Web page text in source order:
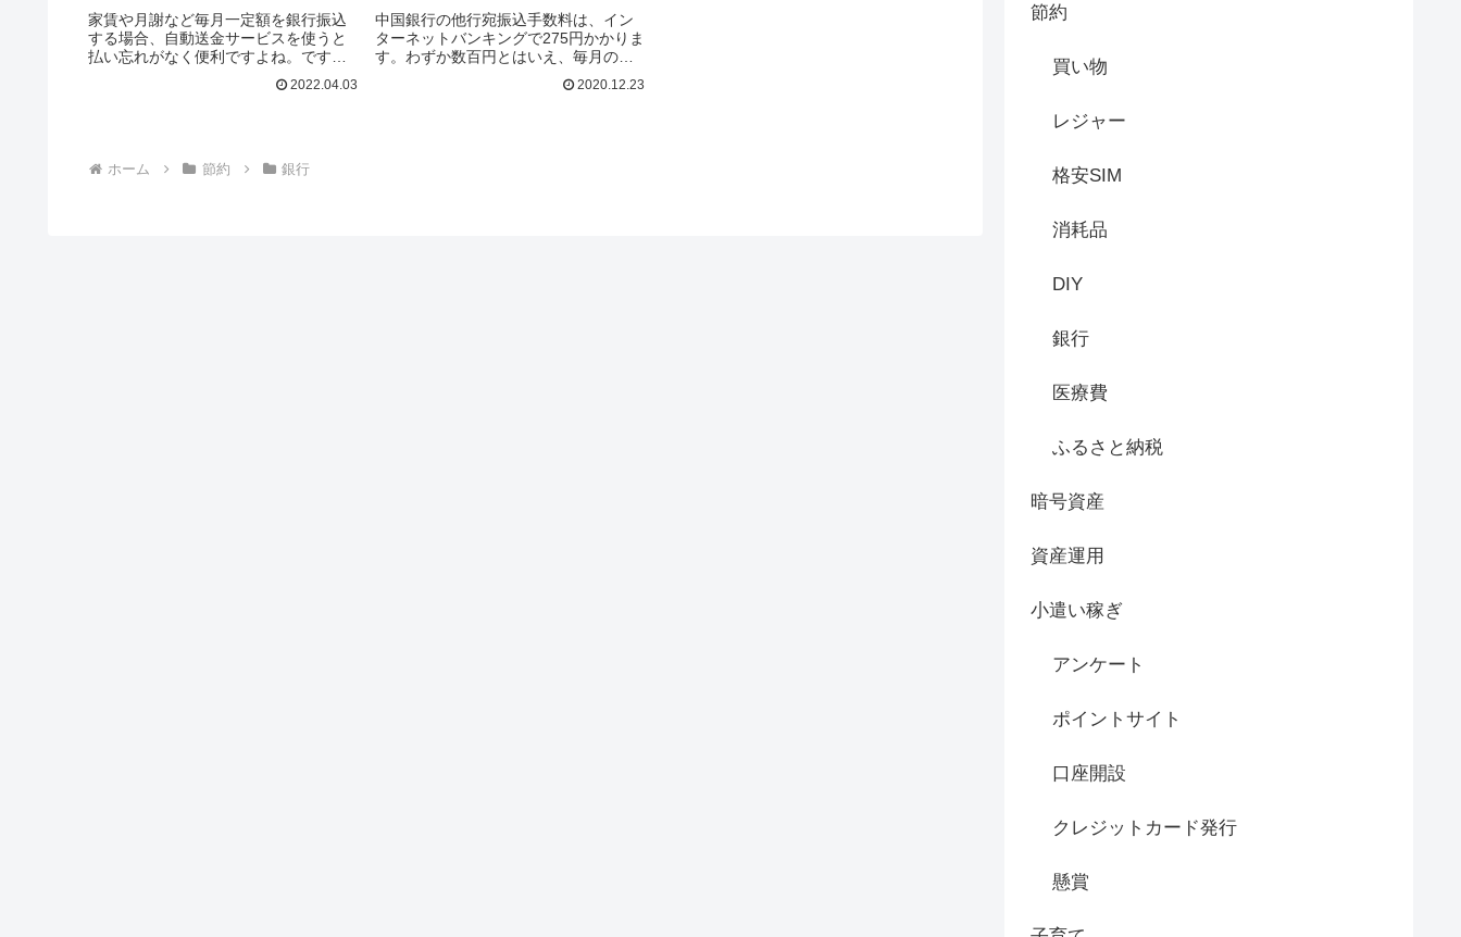
家賃や月謝など毎月一定額を銀行振込
する場合、自動送金サービスを使うと
払い忘れがなく便利ですよね。です
が、定額自動送金サービスはタダでは
ありません。例えば、振込金額が3万円
2022.04.03
中国銀行の他行宛振込手数料は、イン
ターネットバンキングで275円かかりま
す。わずか数百円とはいえ、毎月の振
込手数料だけで、年間3,300円もかかる
ことになりますね。ATMならもっと割
2020.12.23
ホーム 節約 銀行
節約
買い物
レジャー
格安SIM
消耗品
DIY
銀行
医療費
ふるさと納税
暗号資産
資産運用
小遣い稼ぎ
アンケート
ポイントサイト
口座開設
クレジットカード発行
懸賞